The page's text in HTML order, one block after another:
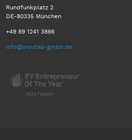
Rundfunkplatz 2
DE-80335 München
+49 89 1241 3866
info@inovitas-gmbh.de